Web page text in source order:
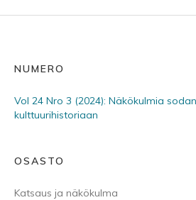
NUMERO
Vol 24 Nro 3 (2024): Näkökulmia
kulttuurihistoriaan
OSASTO
Katsaus ja näkökulma